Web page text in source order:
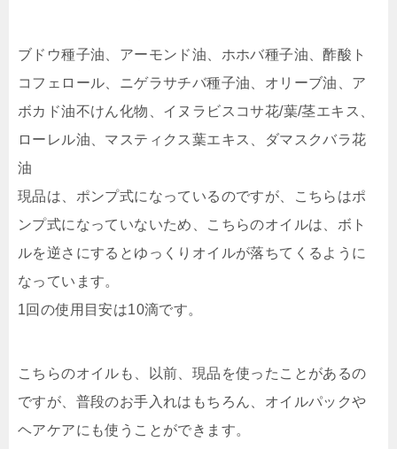
ブドウ種子油、アーモンド油、ホホバ種子油、酢酸ト
コフェロール、ニゲラサチバ種子油、オリーブ油、ア
ボカド油不けん化物、イヌラビスコサ花/葉/茎エキス、
ローレル油、マスティクス葉エキス、ダマスクバラ花
油
現品は、ポンプ式になっているのですが、こちらはポ
ンプ式になっていないため、こちらのオイルは、ボト
ルを逆さにするとゆっくりオイルが落ちてくるように
なっています。
1回の使用目安は10滴です。
こちらのオイルも、以前、現品を使ったことがあるの
ですが、普段のお手入れはもちろん、オイルパックや
ヘアケアにも使うことができます。